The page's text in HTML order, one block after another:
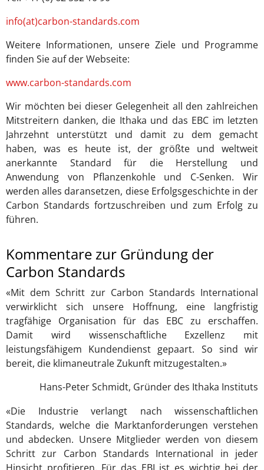
info(at)carbon-standards.com
Weitere Informationen, unsere Ziele und Programme
finden Sie auf der Webseite:
www.carbon-standards.com
Wir möchten bei dieser Gelegenheit all den zahlreichen
Mitstreitern danken, die Ithaka und das EBC im letzten
Jahrzehnt unterstützt und damit zu dem gemacht
haben, was es heute ist, der größte und weltweit
anerkannte Standard für die Herstellung und
Anwendung von Pflanzenkohle und C-Senken. Wir
werden alles daransetzen, diese Erfolgsgeschichte in der
Carbon Standards fortzuschreiben und zum Erfolg zu
führen.
Kommentare zur Gründung der
Carbon Standards
«Mit dem Schritt zur Carbon Standards International
verwirklicht sich unsere Hoffnung, eine langfristig
tragfähige Organisation für das EBC zu erschaffen.
Damit wird wissenschaftliche Exzellenz mit
leistungsfähigem Kundendienst gepaart. So sind wir
bereit, die klimaneutrale Zukunft mitzugestalten.»
Hans-Peter Schmidt, Gründer des Ithaka Instituts
«Die Industrie verlangt nach wissenschaftlichen
Standards, welche die Marktanforderungen verstehen
und abdecken. Unsere Mitglieder werden von diesem
Schritt zur Carbon Standards International in jeder